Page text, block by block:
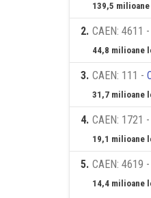
139,5
2. CAEN: 4611 -
44,8 milioane
3. CAEN: 111 -
31,7 milioane
4. CAEN: 1721 -
19,1 milioane
5. CAEN: 4619 -
14,4 milioane